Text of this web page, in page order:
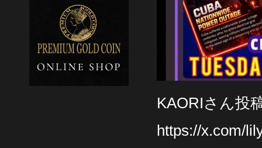
KAORIさん投
https://x.com/